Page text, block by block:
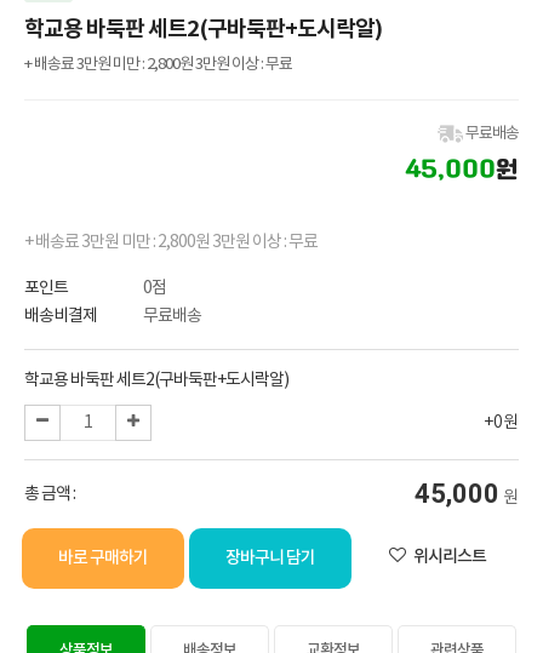
학교용 바둑판 세트2(구바둑판+도시락알)
+ 배송료 3만원 미만 : 2,800원 3만원 이상 : 무료
무료배송
45,000원
+ 배송료 3만원 미만 : 2,800원 3만원 이상 : 무료
포인트
0점
배송비결제
무료배송
선택된 옵션
학교용 바둑판 세트2(구바둑판+도시락알)
+0원
총 금액 : 45,000 원
바로 구매하기 장바구니 담기 위시리스트